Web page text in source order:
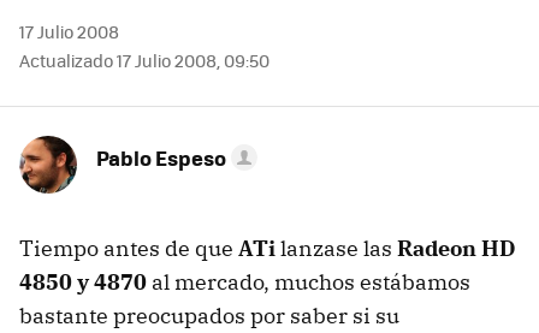
17 Julio 2008
Actualizado 17 Julio 2008, 09:50
Pablo Espeso
Tiempo antes de que ATi lanzase las Radeon HD
4850 y 4870 al mercado, muchos estábamos
bastante preocupados por saber si su